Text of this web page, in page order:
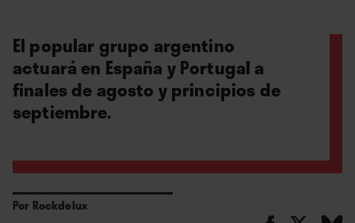
El popular grupo argentino
actuará en España y Portugal a
finales de agosto y principios de
septiembre.
Por Rockdelux